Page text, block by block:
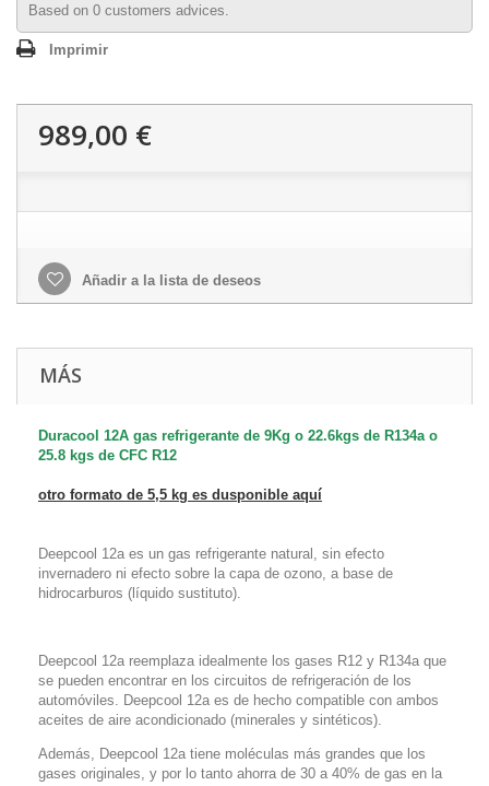
Based on 0 customers advices.
Imprimir
989,00 €
Añadir a la lista de deseos
MÁS
Duracool 12A gas refrigerante de 9Kg o 22.6kgs de R134a o
25.8 kgs de CFC R12
otro formato de 5,5 kg es dusponible aquí
Deepcool 12a es un gas refrigerante natural, sin efecto
invernadero ni efecto sobre la capa de ozono, a base de
hidrocarburos ( líquido sustituto).
Deepcool 12a reemplaza idealmente los gases R12 y R134a que
se pueden encontrar en los circuitos de refrigeración de los
automóviles. Deepcool 12a es de hecho compatible con ambos
aceites de aire acondicionado (minerales y sintéticos).
Además, Deepcool 12a tiene moléculas más grandes que los
gases originales, y por lo tanto ahorra de 30 a 40% de gas en la